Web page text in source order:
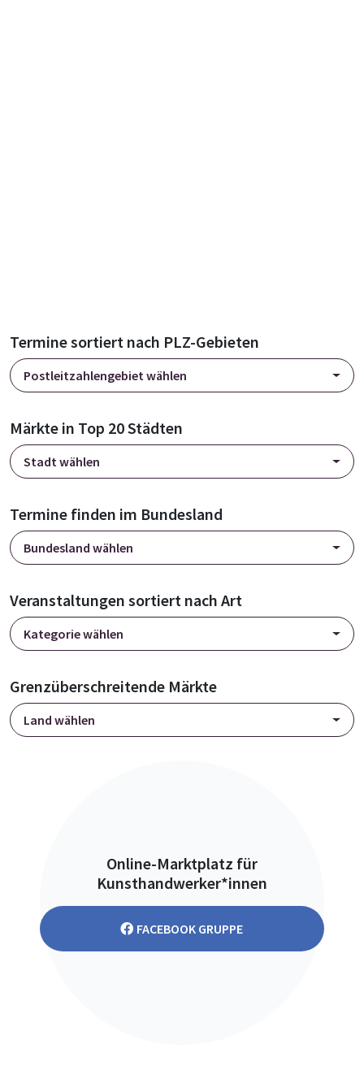
Termine sortiert nach PLZ-Gebieten
Postleitzahlengebiet wählen
Märkte in Top 20 Städten
Stadt wählen
Termine finden im Bundesland
Bundesland wählen
Veranstaltungen sortiert nach Art
Kategorie wählen
Grenzüberschreitende Märkte
Land wählen
Online-Marktplatz für
Kunsthandwerker*innen
FACEBOOK GRUPPE